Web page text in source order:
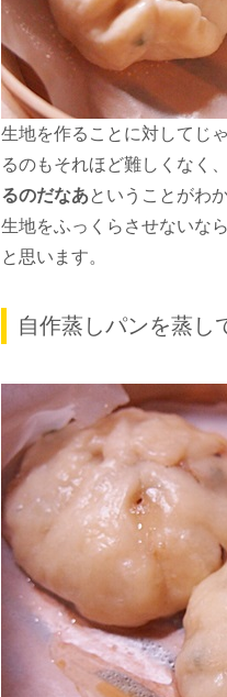
生地を作ることに対してじ
るのもそれほど難しくなく
るのだなあということがわ
生地をふっくらさせないな
と思います。
自作蒸しパンを蒸し